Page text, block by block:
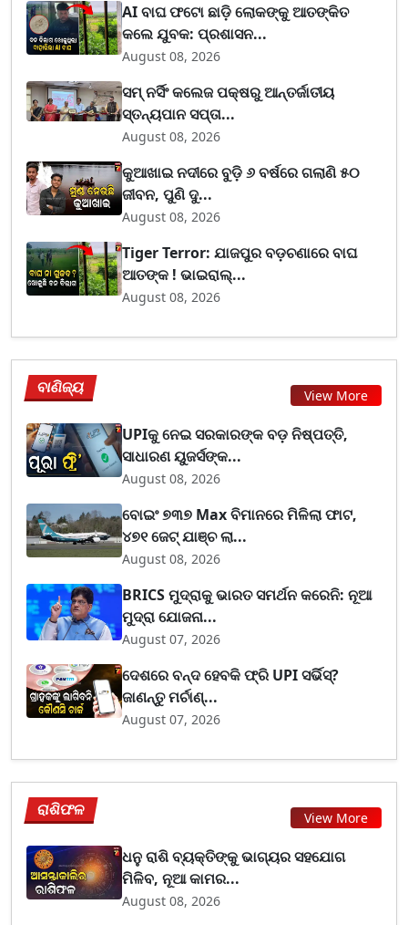
AI ବାଘ ଫଟୋ ଛାଡ଼ି ଲୋକଙ୍କୁ ଆତଙ୍କିତ
କଲେ ଯୁବକ: ପ୍ରଶାସନ...
August 08, 2026
ସମ୍ ନର୍ସିଂ କଲେଜ ପକ୍ଷରୁ ଆନ୍ତର୍ଜାତୀୟ
ସ୍ତନ୍ୟପାନ ସପ୍ତା...
August 08, 2026
କୁଆଖାଇ ନଦୀରେ ବୁଡ଼ି ୬ ବର୍ଷରେ ଗଲାଣି ୫୦
ଜୀବନ, ପୁଣି ଦୁ...
August 08, 2026
Tiger Terror: ଯାଜପୁର ବଡ଼ଚଣାରେ ବାଘ
ଆତଙ୍କ ! ଭାଇରାଲ୍...
August 08, 2026
ବାଣିଜ୍ୟ View More
UPIକୁ ନେଇ ସରକାରଙ୍କ ବଡ଼ ନିଷ୍ପତ୍ତି,
ସାଧାରଣ ୟୁଜର୍ସଙ୍କ...
August 08, 2026
ବୋଇଂ ୭୩୭ Max ବିମାନରେ ମିଳିଲା ଫାଟ,
୪୭୧ ଜେଟ୍ ଯାଞ୍ଚ ଲା...
August 08, 2026
BRICS ମୁଦ୍ରାକୁ ଭାରତ ସମର୍ଥନ କରେନି: ନୂଆ
ମୁଦ୍ରା ଯୋଜନା...
August 07, 2026
ଦେଶରେ ବନ୍ଦ ହେବକି ଫ୍ରି UPI ସର୍ଭିସ୍?
ଜାଣନ୍ତୁ ମର୍ଚାଣ୍...
August 07, 2026
ରାଶିଫଳ View More
ଧନୁ ରାଶି ବ୍ୟକ୍ତିଙ୍କୁ ଭାଗ୍ୟର ସହଯୋଗ
ମିଳିବ, ନୂଆ କାମର...
August 08, 2026